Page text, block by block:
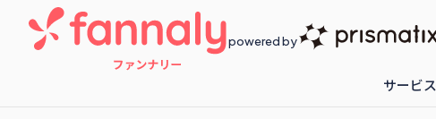
powered by
サービス